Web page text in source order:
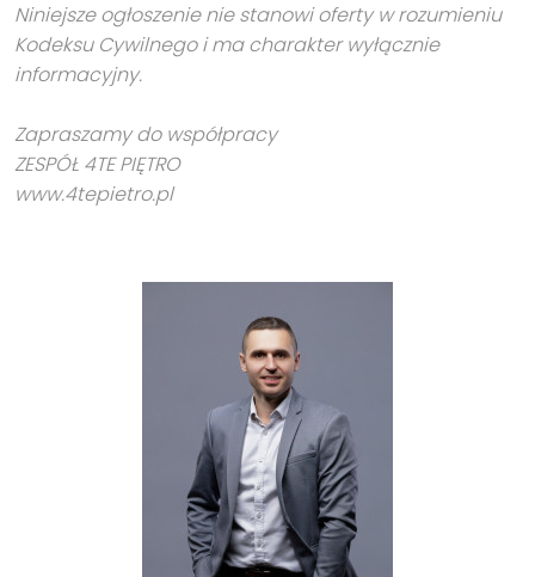
Niniejsze ogłoszenie nie stanowi oferty w rozumieniu
Kodeksu Cywilnego i ma charakter wyłącznie
informacyjny.
Zapraszamy do współpracy
ZESPÓŁ 4TE PIĘTRO
www.4tepietro.pl